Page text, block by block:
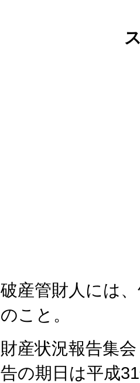
破産管財人には
のこと。
財産状況報告集
告の期日は平成